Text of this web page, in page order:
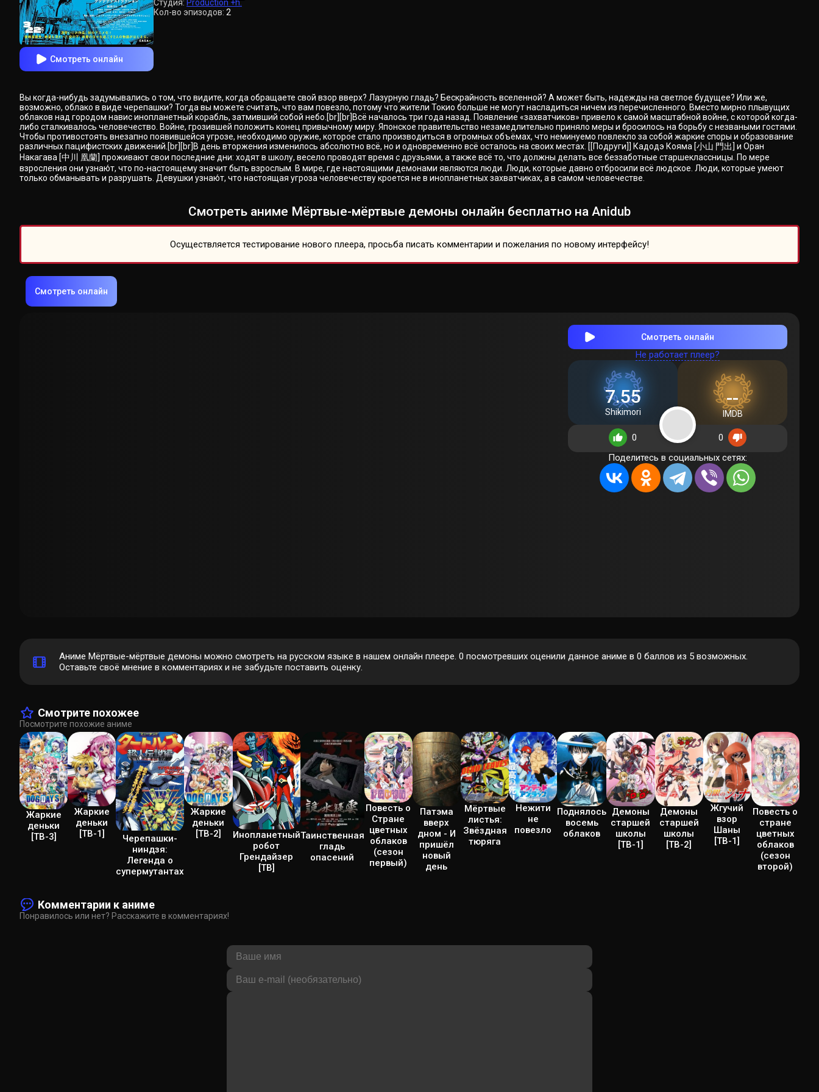
Смотреть онлайн
Студия: Production +h.
Кол-во эпизодов: 2
Вы когда-нибудь задумывались о том, что видите, когда обращаете свой взор вверх? Лазурную гладь? Бескрайность вселенной? А может быть, надежды на светлое будущее? Или же,
возможно, облако в виде черепашки? Тогда вы можете считать, что вам повезло, потому что жители Токио больше не могут насладиться ничем из перечисленного. Вместо мирно плывущих
облаков над городом навис инопланетный корабль, затмивший собой небо.[br][br]Всё началось три года назад. Появление «захватчиков» привело к самой масштабной войне, с которой когда-
либо сталкивалось человечество. Войне, грозившей положить конец привычному миру. Японское правительство незамедлительно приняло меры и бросилось на борьбу с незваными гостями.
Чтобы противостоять внезапно появившейся угрозе, необходимо оружие, которое стало производиться в огромных объёмах, что неминуемо повлекло за собой жаркие споры и образование
различных пацифистских движений.[br][br]В день вторжения изменилось абсолютно всё, но и одновременно всё осталось на своих местах. [[Подруги]] Кадодэ Кояма [小山 門出] и Оран
Накагава [中川 凰蘭] проживают свои последние дни: ходят в школу, весело проводят время с друзьями, а также всё то, что должны делать все беззаботные старшеклассницы. По мере
взросления они узнаю́т, что по-настоящему значит быть взрослым. В мире, где настоящими демонами являются люди. Люди, которые давно отбросили всё людское. Люди, которые умеют
только обманывать и разрушать. Девушки узнаю́т, что настоящая угроза человечеству кроется не в инопланетных захватчиках, а в самом человечестве.
Смотреть аниме Мёртвые-мёртвые демоны онлайн бесплатно на Anidub
Осуществляется тестирование нового плеера, просьба писать комментарии и пожелания по новому интерфейсу!
Смотреть онлайн
Смотреть онлайн
Не работает плеер?
7.55
Shikimori
--
IMDB
0
0
Поделитесь в социальных сетях:
Аниме Мёртвые-мёртвые демоны можно смотреть на русском языке в нашем онлайн плеере. 0 посмотревших оценили данное аниме в 0 баллов из 5 возможных.
Оставьте своё мнение в комментариях и не забудьте поставить оценку.
Смотрите похожее
Посмотрите похожие аниме
Жаркие
деньки
[ТВ-3]
Жаркие
деньки
[ТВ-1]
Черепашки-
ниндзя:
Легенда о
супермутантах
Жаркие
деньки
[ТВ-2]
Инопланетный
робот
Грендайзер
[ТВ]
Таинственная
гладь
опасений
Повесть о
Стране
цветных
облаков
(сезон
первый)
Патэма
вверх
дном - И
пришёл
новый
день
Мёртвые
листья:
Звёздная
тюряга
Нежити
не
повезло
Поднялось
восемь
облаков
Демоны
старшей
школы
[ТВ-1]
Демоны
старшей
школы
[ТВ-2]
Жгучий
взор
Шаны
[ТВ-1]
Повесть о
стране
цветных
облаков
(сезон
второй)
Комментарии к аниме
Понравилось или нет? Расскажите в комментариях!